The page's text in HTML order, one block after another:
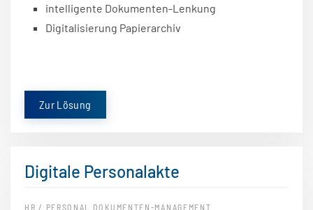
intelligente Dokumenten-Lenkung
Digitalisierung Papierarchiv
Zur Lösung
Digitale Personalakte
HR / PERSONAL DOKUMENTEN-MANAGEMENT